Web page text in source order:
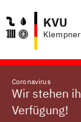
KVU
Coronavirus
Wir stehen
Verfügung!